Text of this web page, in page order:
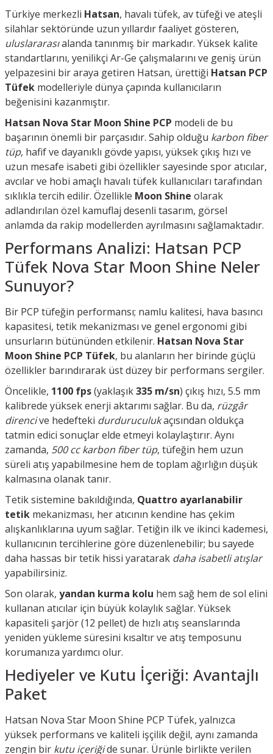
Türkiye merkezli Hatsan, havalı tüfek, av tüfeği ve ateşli
silahlar sektöründe uzun yıllardır faaliyet gösteren,
uluslararasıalanda tanınmış bir markadır. Yüksek kalite
standartlarını, yenilikçi Ar-Ge çalışmalarını ve geniş ürün
yelpazesini bir araya getiren Hatsan, ürettiği Hatsan PCP
Tüfek modelleriyle dünya çapında kullanıcıların
beğenisini kazanmıştır.
Hatsan Nova Star Moon Shine PCP modeli de bu
başarının önemli bir parçasıdır. Sahip olduğu karbon fiber
tüp, hafif ve dayanıklı gövde yapısı, yüksek çıkış hızı ve
uzun mesafe isabeti gibi özellikler sayesinde spor atıcılar,
avcılar ve hobi amaçlı havalı tüfek kullanıcıları tarafından
sıklıkla tercih edilir. Özellikle Moon Shine olarak
adlandırılan özel kamuflaj desenli tasarım, görsel
anlamda da rakip modellerden ayrılmasını sağlamaktadır.
Performans Analizi: Hatsan PCP
Tüfek Nova Star Moon Shine Neler
Sunuyor?
Bir PCP tüfeğin performansı; namlu kalitesi, hava basıncı
kapasitesi, tetik mekanizması ve genel ergonomi gibi
unsurların bütününden etkilenir. Hatsan Nova Star
Moon Shine PCP Tüfek, bu alanların her birinde güçlü
özellikler barındırarak üst düzey bir performans sergiler.
Öncelikle, 1100 fps(yaklaşık335 m/sn) çıkış hızı, 5.5 mm
kalibrede yüksek enerji aktarımı sağlar. Bu da, rüzgâr
direncive hedefteki durduruculukaçısından oldukça
tatmin edici sonuçlar elde etmeyi kolaylaştırır. Aynı
zamanda, 500 cc karbon fiber tüp, tüfeğin hem uzun
süreli atış yapabilmesine hem de toplam ağırlığın düşük
kalmasına olanak tanır.
Tetik sistemine bakıldığında, Quattro ayarlanabilir
tetik mekanizması, her atıcının kendine has çekim
alışkanlıklarına uyum sağlar. Tetiğin ilk ve ikinci kademesi,
kullanıcının tercihlerine göre düzenlenebilir; bu sayede
daha hassas bir tetik hissi yaratarak daha isabetli atışlar
yapabilirsiniz.
Son olarak, yandan kurma kolu hem sağ hem de sol elini
kullanan atıcılar için büyük kolaylık sağlar. Yüksek
kapasiteli şarjör (12 pellet) de hızlı atış seanslarında
yeniden yükleme süresini kısaltır ve atış temposunu
korumanıza yardımcı olur.
Hediyeler ve Kutu İçeriği: Avantajlı
Paket
Hatsan Nova Star Moon Shine PCP Tüfek, yalnızca
yüksek performans ve kaliteli işçilik değil, aynı zamanda
zengin bir kutu içeriğide sunar. Ürünle birlikte verilen